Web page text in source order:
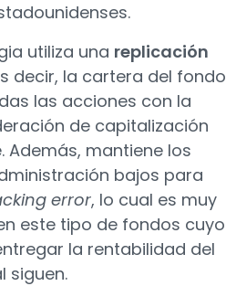
utiliza una replicación
decir, la cartera del fondo
las acciones con la
de capitalización
Además, mantiene los
bajos para
error, lo cual es muy
este tipo de fondos cuyo
la rentabilidad del
siguen.